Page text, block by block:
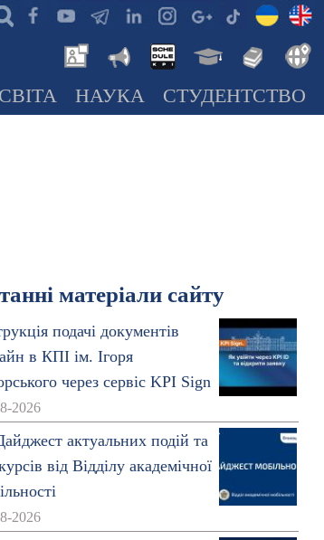
НАУКА СТУДЕНТСТВО
матеріали сайту
подачі документів
в КПІ ім. Ігоря
через сервіс KPI Sign
2026
актуальних подій та
від Відділу академічної
2026